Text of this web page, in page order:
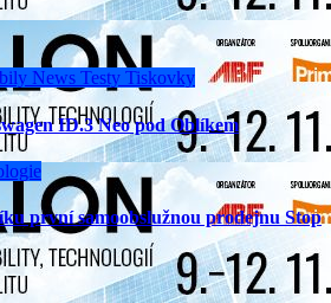
News Testy Tiskovky
ID.3 Neo pod Oblíkem
první samoobslužnou prodejnu Stop